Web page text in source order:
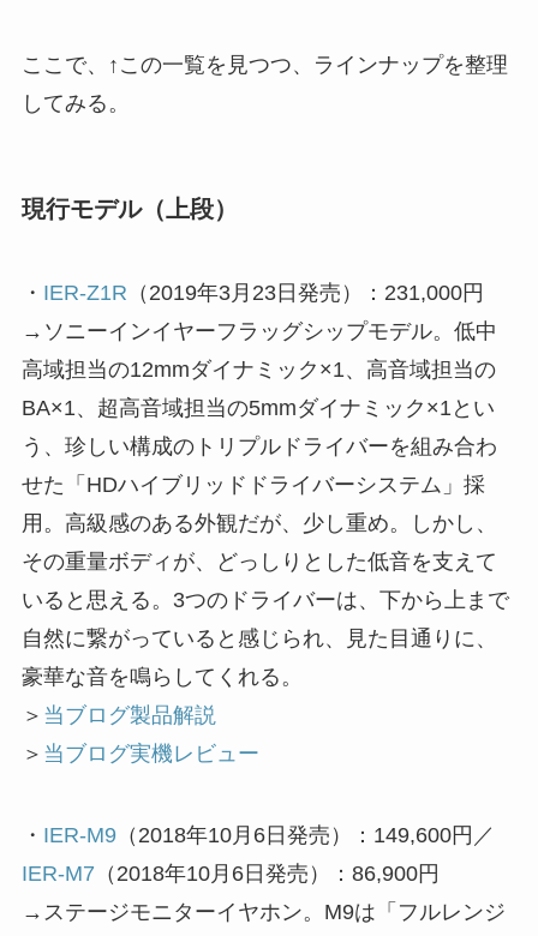
ここで、↑この一覧を見つつ、ラインナップを整理
してみる。
現行モデル（上段）
・ IER-Z1R （2019年3月23日発売）：231,000円
→ソニーインイヤーフラッグシップモデル。低中
高域担当の12mmダイナミック×1、高音域担当の
BA×1、超高音域担当の5mmダイナミック×1とい
う、珍しい構成のトリプルドライバーを組み合わ
せた「HDハイブリッドドライバーシステム」採
用。高級感のある外観だが、少し重め。しかし、
その重量ボディが、どっしりとした低音を支えて
いると思える。3つのドライバーは、下から上まで
自然に繋がっていると感じられ、見た目通りに、
豪華な音を鳴らしてくれる。
＞ 当ブログ製品解説
＞ 当ブログ実機レビュー
・ IER-M9（2018年10月6日発売）：149,600円／
IER-M7 （2018年10月6日発売）：86,900円
→ステージモニターイヤホン。M9は「フルレンジ